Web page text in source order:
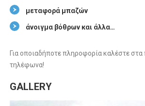
μεταφορά μπαζών
άνοιγμα βόθρων και άλλα…
Για οποιαδήποτε πληροφορία καλέστε
τηλέφωνα!
GALLERY